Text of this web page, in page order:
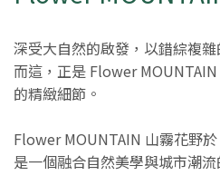
深受大自然的啟發，以錯綜複
而這，正是 Flower
的精緻細節。
Flower MOUNTAIN 山霧花野
是一個融合自然美學與城市潮流